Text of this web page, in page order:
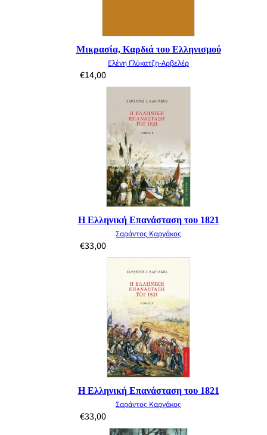
Μικρασία, Καρδιά του Ελληνισμού
Ελένη Γλύκατζη-Αρβελέρ
€14,00
Η Ελληνική Επανάσταση του 1821
Σαράντος Καργάκος
€33,00
Η Ελληνική Επανάσταση του 1821
Σαράντος Καργάκος
€33,00